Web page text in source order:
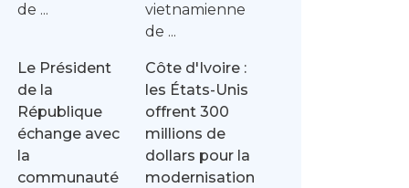
de ...
vietnamienne
de ...
Le Président
de la
République
échange avec
la
communauté
Côte d'Ivoire :
les États-Unis
offrent 300
millions de
dollars pour la
modernisation